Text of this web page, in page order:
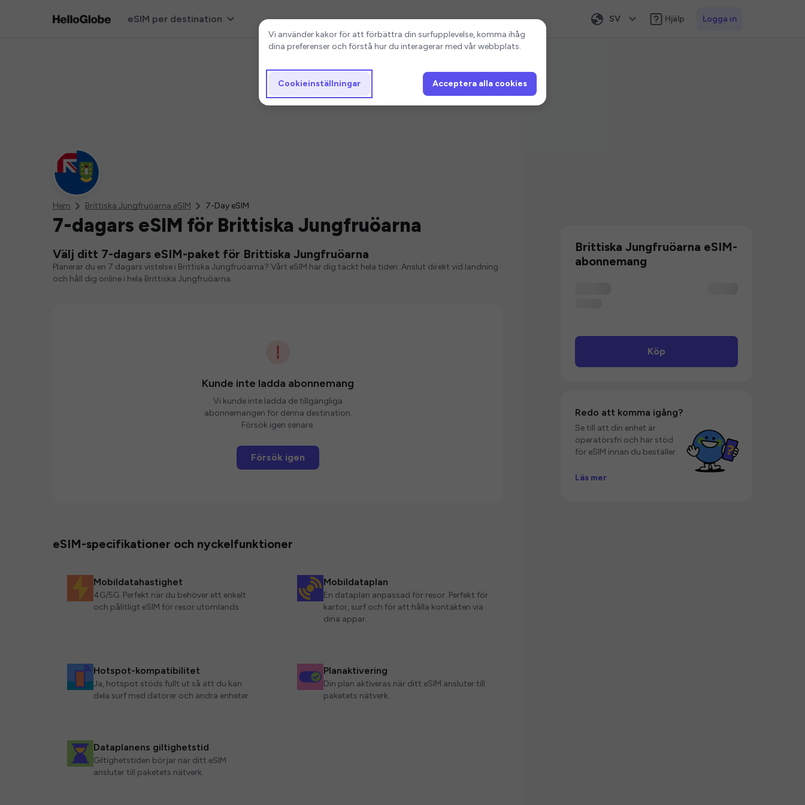
eSIM per destination SV Hjälp Logga in
Hem Brittiska Jungfruöarna eSIM 7-Day eSIM
7-dagars eSIM för Brittiska Jungfruöarna
Välj ditt 7-dagars eSIM-paket för Brittiska Jungfruöarna
Planerar du en 7 dagars vistelse i Brittiska Jungfruöarna? Vårt eSIM har dig täckt hela tiden. Anslut direkt vid landning
och håll dig online i hela Brittiska Jungfruöarna.
Kunde inte ladda abonnemang
Vi kunde inte ladda de tillgängliga
abonnemangen för denna destination.
Försök igen senare.
Försök igen
eSIM-specifikationer och nyckelfunktioner
Mobildatahastighet
4G/5G. Perfekt när du behöver ett enkelt
och pålitligt eSIM för resor utomlands.
Mobildataplan
En dataplan anpassad för resor. Perfekt för
kartor, surf och för att hålla kontakten via
dina appar.
Hotspot-kompatibilitet
Ja, hotspot stöds fullt ut så att du kan
dela surf med datorer och andra enheter.
Planaktivering
Din plan aktiveras när ditt eSIM ansluter till
paketets nätverk.
Dataplanens giltighetstid
Giltighetstiden börjar när ditt eSIM
ansluter till paketets nätverk.
Brittiska Jungfruöarna eSIM-
abonnemang
Köp
Redo att komma igång?
Se till att din enhet är
operatörsfri och har stöd
för eSIM innan du beställer.
Läs mer
Cookieinställningar
Vi använder kakor för att förbättra din surfupplevelse, komma ihåg
dina preferenser och förstå hur du interagerar med vår webbplats.
Cookieinställningar Acceptera alla cookies